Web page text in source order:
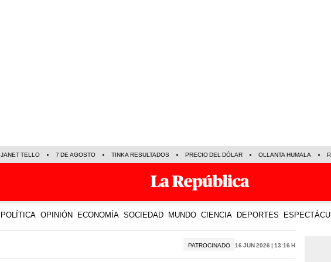
JANET TELLO 7 DE AGOSTO TINKA RESULTADOS PRECIO DEL DÓLAR OLLANTA HUMALA
POLÍTICA OPINIÓN ECONOMÍA SOCIEDAD MUNDO CIENCIA DEPORTES
PATROCINADO 16 Jun 2026 | 13:16 h